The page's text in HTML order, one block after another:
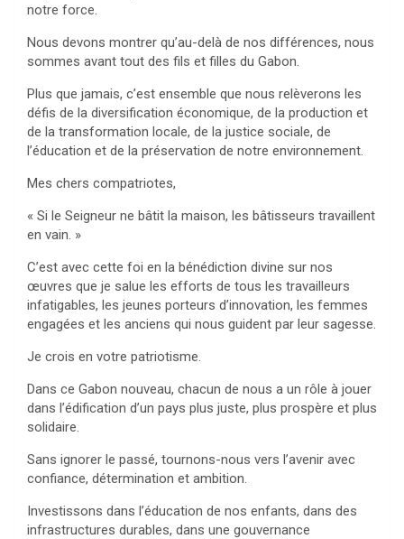
notre force.
Nous devons montrer qu’au-delà de nos différences, nous
sommes avant tout des fils et filles du Gabon.
Plus que jamais, c’est ensemble que nous relèverons les
défis de la diversification économique, de la production et
de la transformation locale, de la justice sociale, de
l’éducation et de la préservation de notre environnement.
Mes chers compatriotes,
« Si le Seigneur ne bâtit la maison, les bâtisseurs travaillent
en vain. »
C’est avec cette foi en la bénédiction divine sur nos
œuvres que je salue les efforts de tous les travailleurs
infatigables, les jeunes porteurs d’innovation, les femmes
engagées et les anciens qui nous guident par leur sagesse.
Je crois en votre patriotisme.
Dans ce Gabon nouveau, chacun de nous a un rôle à jouer
dans l’édification d’un pays plus juste, plus prospère et plus
solidaire.
Sans ignorer le passé, tournons-nous vers l’avenir avec
confiance, détermination et ambition.
Investissons dans l’éducation de nos enfants, dans des
infrastructures durables, dans une gouvernance